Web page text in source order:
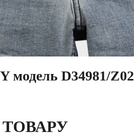
модель D34981/Z02